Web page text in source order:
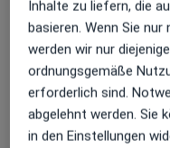
Dr. med.
Inhalte zu liefern, die
basieren. Wenn Sie
werden wir nur
ordnungsgemäße
erforderlich sind.
abgelehnt werden. Sie
in den Einstellungen